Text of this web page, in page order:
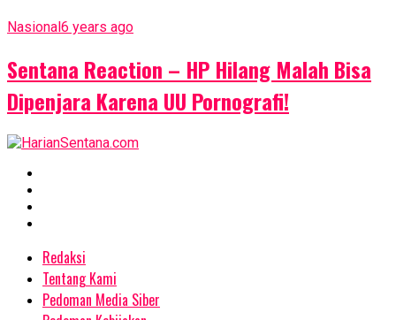
Nasional6 years ago
Sentana Reaction – HP Hilang Malah Bisa
Dipenjara Karena UU Pornografi!
Redaksi
Tentang Kami
Pedoman Media Siber